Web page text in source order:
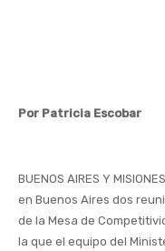
Por Patricia Escobar
BUENOS AIRES Y
en Buenos Aires dos
de la Mesa de
la que el equipo del